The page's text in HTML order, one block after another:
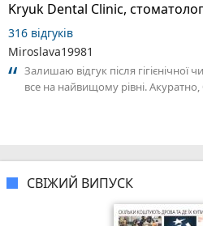
316 відгуків
Miroslava19981
Залишаю відгук після гігієнічної
все на найвищому рівні. Акуратно,
СВІЖИЙ ВИПУСК